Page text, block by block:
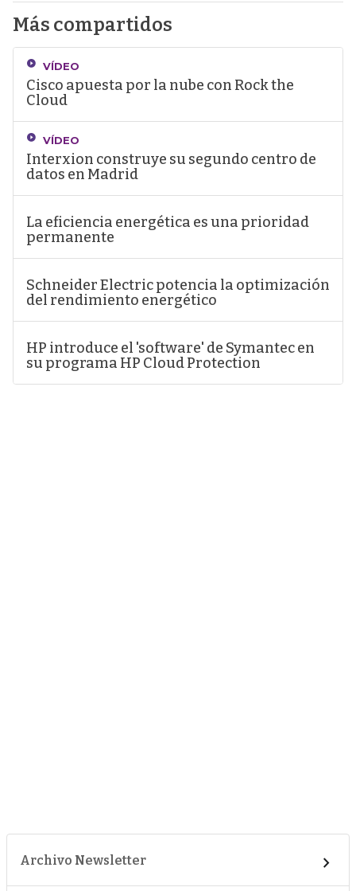
Más compartidos
VÍDEO
Cisco apuesta por la nube con Rock the
Cloud
VÍDEO
Interxion construye su segundo centro de
datos en Madrid
La eficiencia energética es una prioridad
permanente
Schneider Electric potencia la optimización
del rendimiento energético
HP introduce el 'software' de Symantec en
su programa HP Cloud Protection
Archivo Newsletter